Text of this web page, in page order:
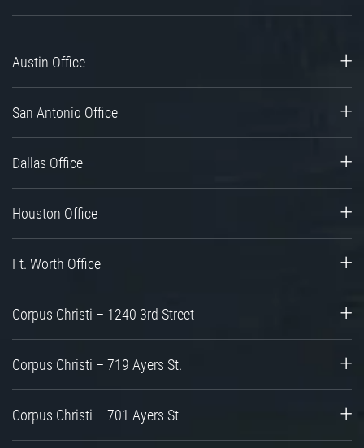
Austin Office
San Antonio Office
Dallas Office
Houston Office
Ft. Worth Office
Corpus Christi – 1240 3rd Street
Corpus Christi – 719 Ayers St.
Corpus Christi – 701 Ayers St